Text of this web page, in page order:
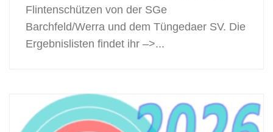
Flintenschützen von der SGe
Barchfeld/Werra und dem Tüngedaer SV. Die
Ergebnislisten findet ihr –>...